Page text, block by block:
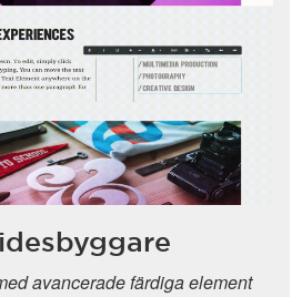
avancerade färdiga element